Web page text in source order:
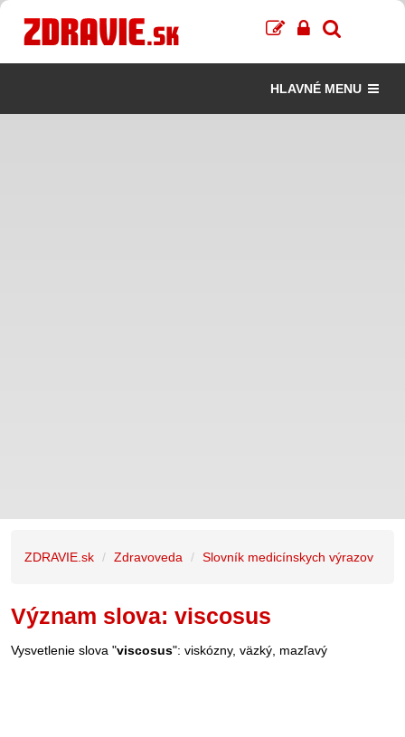
HLAVNÉ MENU
ZDRAVIE.sk Zdravoveda Slovník medicínskych výrazov
Význam slova: viscosus
Vysvetlenie slova "viscosus": viskózny, väzký, mazľavý